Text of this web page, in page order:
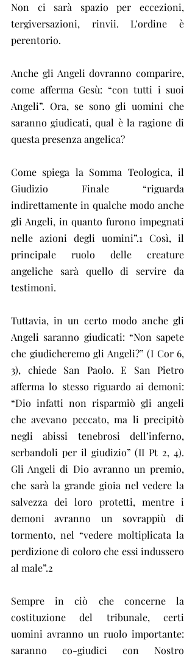
Non ci sarà spazio per eccezioni,
tergiversazioni, rinvii. L’ordine è
perentorio.
Anche gli Angeli dovranno comparire,
come afferma Gesù: “con tutti i suoi
Angeli”. Ora, se sono gli uomini che
saranno giudicati, qual è la ragione di
questa presenza angelica?
Come spiega la Somma Teologica, il
Giudizio Finale “riguarda
indirettamente in qualche modo anche
gli Angeli, in quanto furono impegnati
nelle azioni degli uomini”.1 Così, il
principale ruolo delle creature
angeliche sarà quello di servire da
testimoni.
Tuttavia, in un certo modo anche gli
Angeli saranno giudicati: “Non sapete
che giudicheremo gli Angeli?” (I Cor 6,
3), chiede San Paolo. E San Pietro
afferma lo stesso riguardo ai demoni:
“Dio infatti non risparmiò gli angeli
che avevano peccato, ma li precipitò
negli abissi tenebrosi dell’inferno,
serbandoli per il giudizio” (II Pt 2, 4).
Gli Angeli di Dio avranno un premio,
che sarà la grande gioia nel vedere la
salvezza dei loro protetti, mentre i
demoni avranno un sovrappiù di
tormento, nel “vedere moltiplicata la
perdizione di coloro che essi indussero
al male”.2
Sempre in ciò che concerne la
costituzione del tribunale, certi
uomini avranno un ruolo importante:
saranno co-giudici con Nostro